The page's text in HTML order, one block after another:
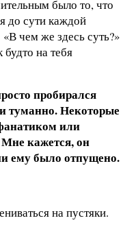
было то, что
до сути каждой
чем же здесь суть?»
на тебя
пробирался
туманно. Некоторые
или
кажется, он
ему было отпущено.
на пустяки.